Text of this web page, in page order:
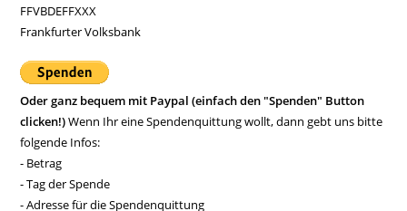
FFVBDEFFXXX
Frankfurter Volksbank
Oder ganz bequem mit Paypal (einfach den "Spenden" Button
clicken!)Wenn Ihr eine Spendenquittung wollt, dann gebt uns bitte
folgende Infos:
- Betrag
- Tag der Spende
- Adresse für die Spendenquittung